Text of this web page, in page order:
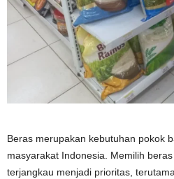
Beras merupakan kebutuhan pokok
masyarakat Indonesia. Memilih
terjangkau menjadi prioritas,